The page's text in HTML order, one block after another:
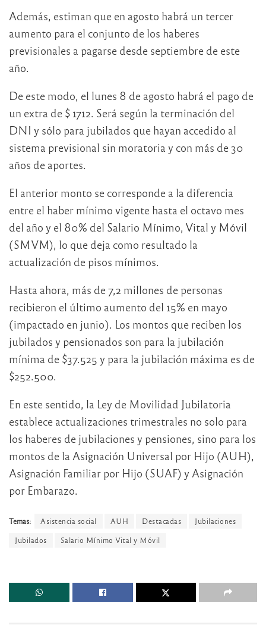
Además, estiman que en agosto habrá un tercer
aumento para el conjunto de los haberes
previsionales a pagarse desde septiembre de este
año.
De este modo, el lunes 8 de agosto habrá el pago de
un extra de $ 1712. Será según la terminación del
DNI y sólo para jubilados que hayan accedido al
sistema previsional sin moratoria y con más de 30
años de aportes.
El anterior monto se corresponde a la diferencia
entre el haber mínimo vigente hasta el octavo mes
del año y el 80% del Salario Mínimo, Vital y Móvil
(SMVM), lo que deja como resultado la
actualización de pisos mínimos.
Hasta ahora, más de 7,2 millones de personas
recibieron el último aumento del 15% en mayo
(impactado en junio). Los montos que reciben los
jubilados y pensionados son para la jubilación
mínima de $37.525 y para la jubilación máxima es de
$252.500.
En este sentido, la Ley de Movilidad Jubilatoria
establece actualizaciones trimestrales no solo para
los haberes de jubilaciones y pensiones, sino para los
montos de la Asignación Universal por Hijo (AUH),
Asignación Familiar por Hijo (SUAF) y Asignación
por Embarazo.
Temas: Asistencia social AUH Destacadas
Jubilaciones
Jubilados
Salario Mínimo Vital y Móvil